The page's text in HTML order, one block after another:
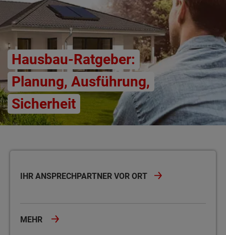
Hausbau-Ratgeber:
Planung, Ausführung,
Sicherheit
IHR ANSPRECHPARTNER VOR ORT
MEHR